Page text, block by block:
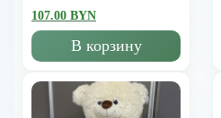
107.00 BYN
В корзину